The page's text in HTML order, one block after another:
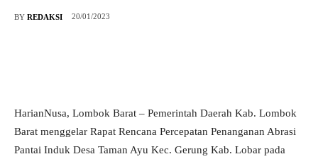
BY REDAKSI 20/01/2023
HarianNusa, Lombok Barat – Pemerintah Daerah Kab. Lombok
Barat menggelar Rapat Rencana Percepatan Penanganan Abrasi
Pantai Induk Desa Taman Ayu Kec. Gerung Kab. Lobar pada